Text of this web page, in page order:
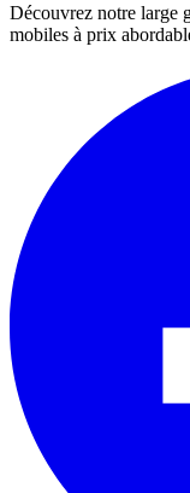
Découvrez notre large
mobiles à prix